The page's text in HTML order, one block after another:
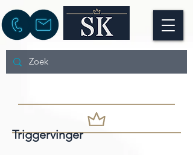
Triggervinger